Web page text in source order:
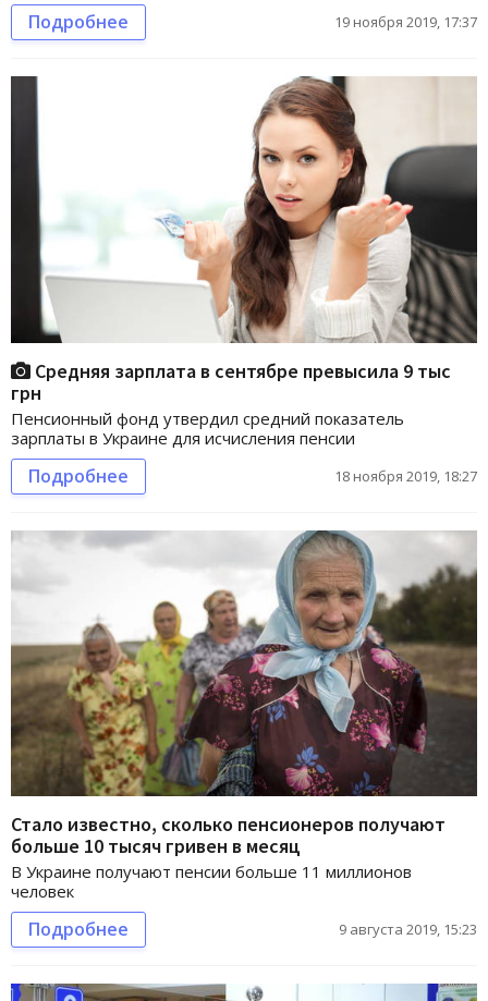
Подробнее 19 ноября 2019, 17:37
Средняя зарплата в сентябре превысила 9 тыс
грн
Пенсионный фонд утвердил средний показатель
зарплаты в Украине для исчисления пенсии
Подробнее 18 ноября 2019, 18:27
Стало известно, сколько пенсионеров получают
больше 10 тысяч гривен в месяц
В Украине получают пенсии больше 11 миллионов
человек
Подробнее 9 августа 2019, 15:23